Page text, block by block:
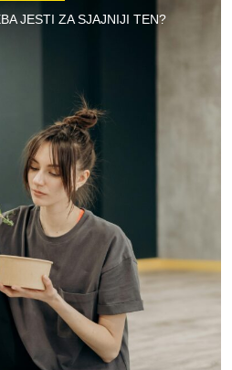
JESTI ZA SJAJNIJI TEN?